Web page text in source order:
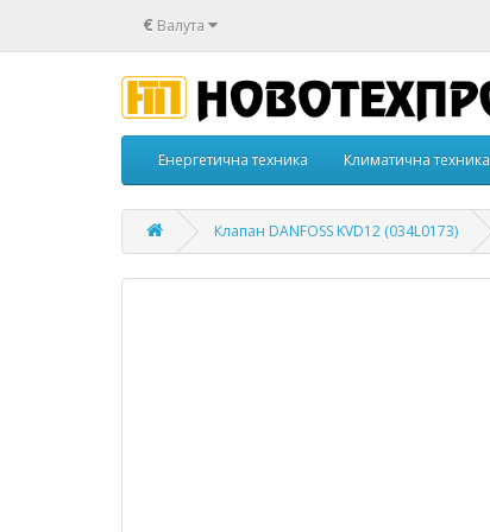
€ Валута
Енергетична техника Климатична техника
Клапан DANFOSS KVD12 (034L0173)